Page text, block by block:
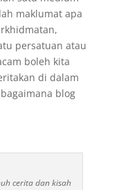
maklumat apa
persatuan atau
boleh kita
di dalam
blog
cerita dan kisah